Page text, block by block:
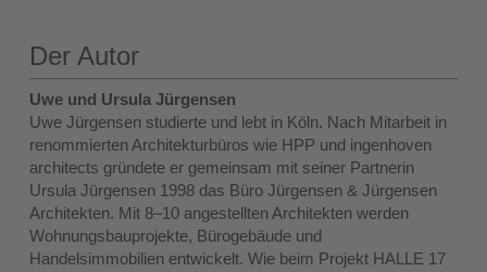
Der Autor
Uwe und Ursula Jürgensen
Uwe Jürgensen studierte und lebt in Köln. Nach Mitarbeit in
renommierten Architekturbüros wie HPP und ingenhoven
architects gründete er gemeinsam mit seiner Partnerin
Ursula Jürgensen 1998 das Büro Jürgensen & Jürgensen
Architekten. Mit 8–10 angestellten Architekten werden
Wohnungsbauprojekte, Bürogebäude und
Handelsimmobilien entwickelt. Wie beim Projekt HALLE 17